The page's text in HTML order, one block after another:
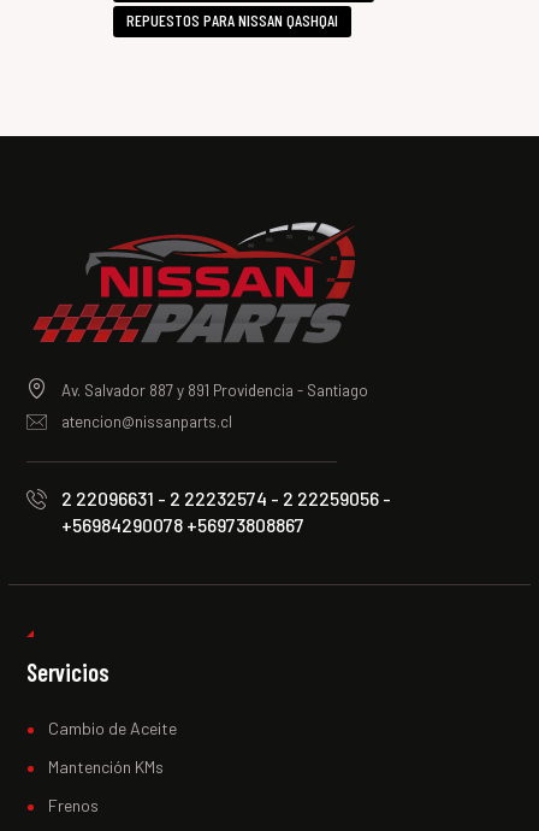
REPUESTOS PARA NISSAN QASHQAI
Av. Salvador 887 y 891 Providencia - Santiago
atencion@nissanparts.cl
2 22096631 - 2 22232574 - 2 22259056 -
+56984290078 +56973808867
Servicios
Cambio de Aceite
Mantención KMs
Frenos